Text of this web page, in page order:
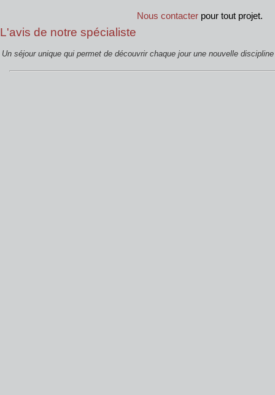
Nous contacterpour tout projet.
L'avis de notre spécialiste
Un séjour unique qui permet de découvrir chaque jour une nouvelle